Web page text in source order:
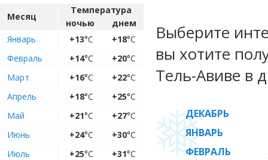
Месяц
Температура
ночью
днем
Январь
+13°C +18°C
Февраль
+14°C +20°C
Март
+16°C +22°C
Апрель
+18°C +25°C
Май
+21°C +27°C
Июнь
+24°C +30°C
Июль
+25°C +31°C
Выберите
вы хотите
Тель-Авиве в
ДЕКАБРЬ
ЯНВАРЬ
ФЕВРАЛЬ